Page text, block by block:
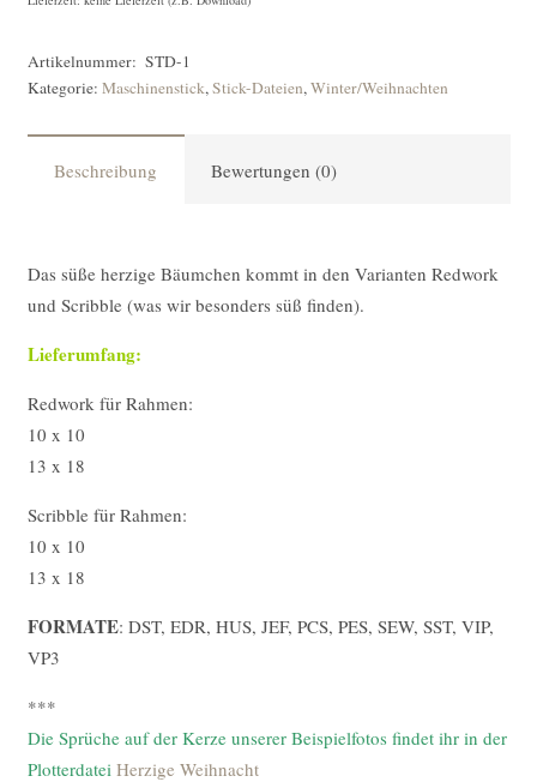
Artikelnummer: STD-1
Kategorie: Maschinenstick,Stick-Dateien,Winter/Weihnachten
Beschreibung Bewertungen (0)
Das süße herzige Bäumchen kommt in den Varianten Redwork
und Scribble (was wir besonders süß finden).
Lieferumfang:
Redwork für Rahmen:
10 x 10
13 x 18
Scribble für Rahmen:
10 x 10
13 x 18
FORMATE: DST, EDR, HUS, JEF, PCS, PES, SEW, SST, VIP,
VP3
***
Die Sprüche auf der Kerze unserer Beispielfotos findet ihr in der
Plotterdatei Herzige Weihnacht